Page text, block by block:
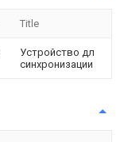
Title
Устройство дл
синхронизации